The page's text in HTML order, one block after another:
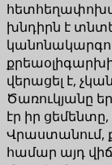
խնդիրն է
վերացել է,
Ծառուկյանը
էր իր
Վրաստանում,
համար այդ